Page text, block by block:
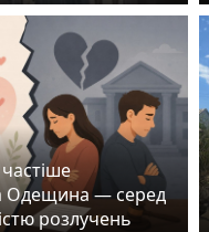
частіше
Одещина — серед
розлучень